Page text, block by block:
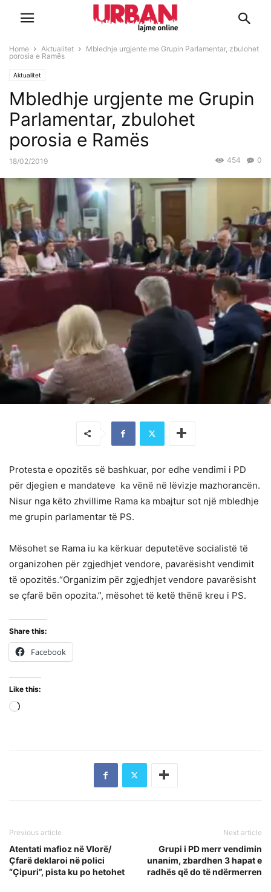
Home Aktualitet
Mbledhje urgjente me Grupin Parlamentar, zbulohet
porosia e Ramës
Aktualitet
Mbledhje urgjente me Grupin
Parlamentar, zbulohet
porosia e Ramës
18/02/2019 0
454
Protesta e opozitës së bashkuar, por edhe vendimi i PD
për djegien e mandateve ka vënë në lëvizje mazhorancën.
Nisur nga këto zhvillime Rama ka mbajtur sot një mbledhje
me grupin parlamentar të PS.
Mësohet se Rama iu ka kërkuar deputetëve socialistë të
organizohen për zgjedhjet vendore, pavarësisht vendimit
të opozitës.“Organizim për zgjedhjet vendore pavarësisht
se çfarë bën opozita.”, mësohet të ketë thënë kreu i PS.
Share this:
Facebook
Like this:
Previous article
Atentati mafioz në Vlorë/
Çfarë deklaroi në polici
“Çipuri”, pista ku po hetohet
Next article
Grupi i PD merr vendimin
unanim, zbardhen 3 hapat e
radhës që do të ndërmerren